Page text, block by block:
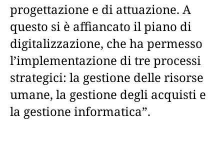
progettazione e di attuazione. A
questo si è affiancato il piano di
digitalizzazione, che ha permesso
l’implementazione di tre processi
strategici: la gestione delle risorse
umane, la gestione degli acquisti e
la gestione informatica”.